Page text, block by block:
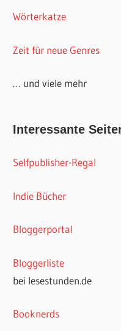
Wörterkatze
Zeit für neue Genres
… und viele mehr
Interessante
Selfpublisher-Regal
Indie Bücher
Bloggerportal
Bloggerliste
bei lesestunden.de
Booknerds